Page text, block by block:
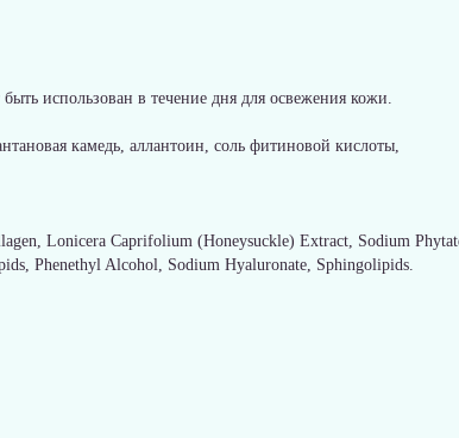
использован в течение дня для освежения кожи.
камедь, аллантоин, соль фитиновой кислоты,
Lonicera Caprifolium (Honeysuckle) Extract, Sodium
Phenethyl Alcohol, Sodium Hyaluronate, Sphingolipids.